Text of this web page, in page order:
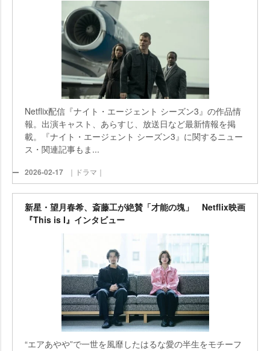
Netflix配信『ナイト・エージェント シーズン3』の作品情
報。出演キャスト、あらすじ、放送日など最新情報を掲
載。『ナイト・エージェント シーズン3』に関するニュー
ス・関連記事もま...
2026-02-17 ｜ドラマ｜
新星・望月春希、斎藤工が絶賛「才能の塊」 Netflix映画
『This is I』インタビュー
“エアあやや”で一世を風靡したはるな愛の半生をモチーフ